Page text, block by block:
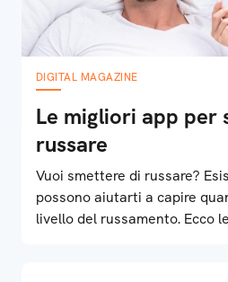
DIGITAL MAGAZINE
Le migliori app per
russare
Vuoi smettere di russare?
possono aiutarti a capire
livello del russamento. Ecco